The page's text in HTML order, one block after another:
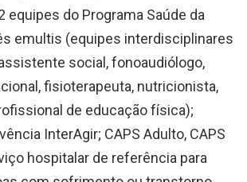
equipes do Programa Saúde da
emultis (equipes interdisciplinares
social, fonoaudiólogo,
fisioterapeuta, nutricionista,
de educação física);
InterAgir; CAPS Adulto, CAPS
hospitalar de referência para